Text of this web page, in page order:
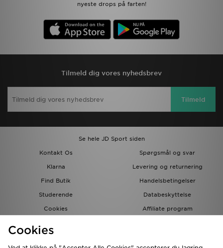
nyeste drops på farten!
Tilmeld dig vores nyhedsbrev
Tilmeld
Se hele JD Sport siden
Kontakt Os
Spørgsmål og svar
Klarna
Levering og returnering
Find Butik
Handelsbetingelser
Studerende
Databeskyttelse
Cookies
Affiliate program
Cookies